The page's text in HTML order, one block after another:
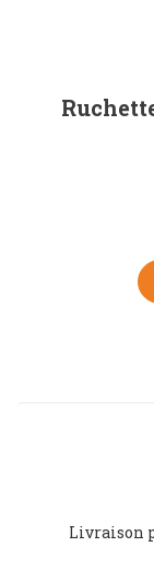
Livraison